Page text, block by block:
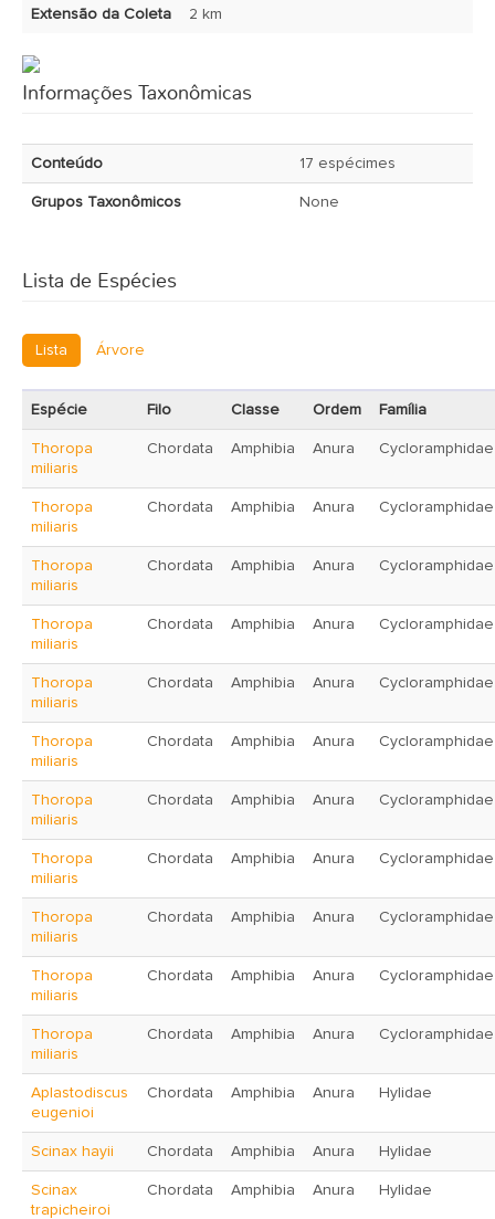
Extensão da Coleta 2 km
Informações Taxonômicas
Conteúdo 17 espécimes
Grupos Taxonômicos None
Lista de Espécies
Lista Árvore
Espécie Filo Classe Ordem Família
Thoropa
miliaris
Chordata Amphibia Anura Cycloramphidae
Thoropa
miliaris
Chordata Amphibia Anura Cycloramphidae
Thoropa
miliaris
Chordata Amphibia Anura Cycloramphidae
Thoropa
miliaris
Chordata Amphibia Anura Cycloramphidae
Thoropa
miliaris
Chordata Amphibia Anura Cycloramphidae
Thoropa
miliaris
Chordata Amphibia Anura Cycloramphidae
Thoropa
miliaris
Chordata Amphibia Anura Cycloramphidae
Thoropa
miliaris
Chordata Amphibia Anura Cycloramphidae
Thoropa
miliaris
Chordata Amphibia Anura Cycloramphidae
Thoropa
miliaris
Chordata Amphibia Anura Cycloramphidae
Thoropa
miliaris
Chordata Amphibia Anura Cycloramphidae
Aplastodiscus
eugenioi
Chordata Amphibia Anura Hylidae
Scinax hayii Chordata Amphibia Anura Hylidae
Scinax
trapicheiroi
Chordata Amphibia Anura Hylidae